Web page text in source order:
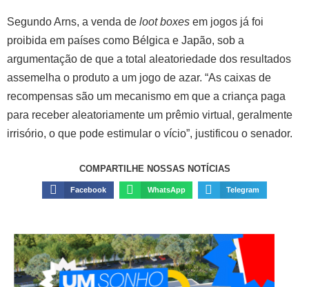
Segundo Arns, a venda de loot boxes em jogos já foi
proibida em países como Bélgica e Japão, sob a
argumentação de que a total aleatoriedade dos resultados
assemelha o produto a um jogo de azar. “As caixas de
recompensas são um mecanismo em que a criança paga
para receber aleatoriamente um prêmio virtual, geralmente
irrisório, o que pode estimular o vício”, justificou o senador.
COMPARTILHE NOSSAS NOTÍCIAS
Facebook WhatsApp Telegram